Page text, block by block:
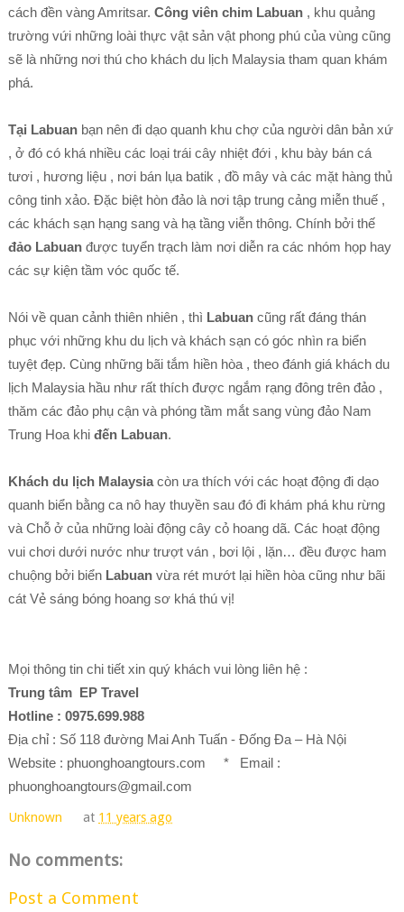
cách đền vàng Amritsar. Công viên chim Labuan, khu quảng
trường vứi những loài thực vật sản vật phong phú của vùng cũng
sẽ là những nơi thú cho khách du lịch Malaysia tham quan khám
phá.
Tại Labuanbạn nên đi dạo quanh khu chợ của người dân bản xứ
, ở đó có khá nhiều các loại trái cây nhiệt đới , khu bày bán cá
tươi , hương liệu , nơi bán lụa batik , đồ mây và các mặt hàng thủ
công tinh xảo. Đặc biệt hòn đảo là nơi tập trung cảng miễn thuế ,
các khách sạn hạng sang và hạ tầng viễn thông. Chính bởi thế
đảo Labuanđược tuyển trạch làm nơi diễn ra các nhóm họp hay
các sự kiện tầm vóc quốc tế.
Nói về quan cảnh thiên nhiên , thì Labuancũng rất đáng thán
phục với những khu du lịch và khách sạn có góc nhìn ra biển
tuyệt đẹp. Cùng những bãi tắm hiền hòa , theo đánh giá khách du
lịch Malaysia hầu như rất thích được ngắm rạng đông trên đảo ,
thăm các đảo phụ cận và phóng tầm mắt sang vùng đảo Nam
Trung Hoa khiđến Labuan.
Khách du lịch Malaysiacòn ưa thích với các hoạt động đi dạo
quanh biển bằng ca nô hay thuyền sau đó đi khám phá khu rừng
và Chỗ ở của những loài động cây cỏ hoang dã. Các hoạt động
vui chơi dưới nước như trượt ván , bơi lội , lặn… đều được ham
chuộng bởi biểnLabuanvừa rét mướt lại hiền hòa cũng như bãi
cát Vẻ sáng bóng hoang sơ khá thú vị!
Mọi thông tin chi tiết xin quý khách vui lòng liên hệ :
Trung tâm EP Travel
Hotline : 0975.699.988
Địa chỉ : Số 118 đường Mai Anh Tuấn - Đống Đa – Hà Nội
Website : phuonghoangtours.com * Email :
phuonghoangtours@gmail.com
Unknown at 11 years ago
No comments:
Post a Comment